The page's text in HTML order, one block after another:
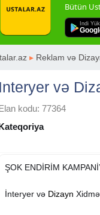
Bütün
Indi
▸ Reklam və
Interyer və
kodu: 77364
ŞOK ENDİRİM
İnteryer və Dizayn